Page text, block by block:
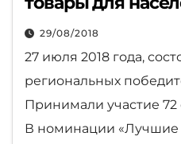
29/08/2018
27 июля 2018 года,
региональных
Принимали участие
В номинации «Лучшие